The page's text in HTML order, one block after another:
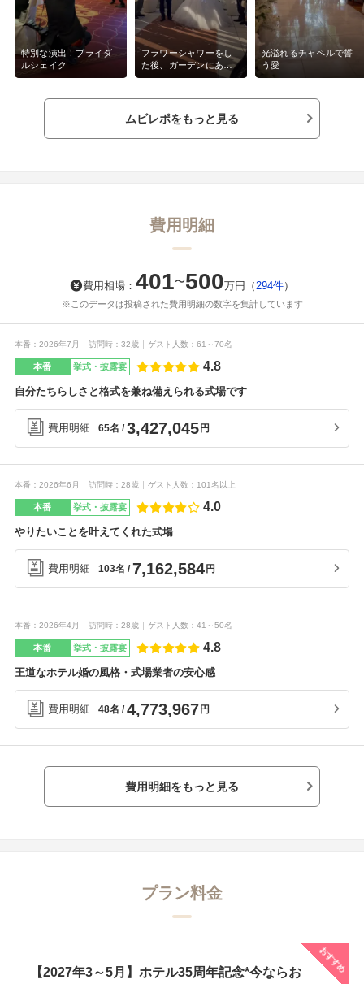
ですが、とても
式になるとは、
た。プランナー
とだと思います。
変更したりなど、
えてくださいま
特別な演出！ブライダ
ルシェイク
フラワーシャワーをし
た後、ガーデンにある
カリヨンベルを鳴らす
光溢れるチャペルで誓
う愛
ムビレポをもっと見る
費用明細
費用相場： 401〜500万円 （ 294件）
※このデータは投稿された費用明細の数字を集計しています
本番 2026年7月 訪問時 32歳 ゲスト人数 61～70名
本番 挙式・披露宴 4.8
自分たちらしさと格式を兼ね備えられる式場です
費用明細 65名 3,427,045円
本番 2026年6月 訪問時 28歳 ゲスト人数 101名以上
本番 挙式・披露宴 4.0
やりたいことを叶えてくれた式場
費用明細 103名 7,162,584円
本番 2026年4月 訪問時 28歳 ゲスト人数 41～50名
本番 挙式・披露宴 4.8
王道なホテル婚の風格・式場業者の安心感
費用明細 48名 4,773,967円
費用明細をもっと見る
プラン料金
おすすめ
【2027年3～5月】ホテル35周年記念*今ならお